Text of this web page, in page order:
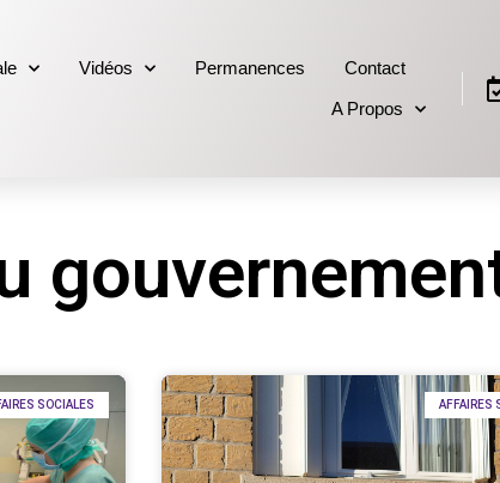
Vidéos Permanences
Contact
A Propos
SOCIALES AFFAIRES